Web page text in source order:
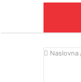
Naslovna